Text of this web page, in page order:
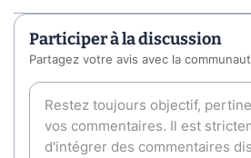
Participer à la discussion
Partagez votre avis avec la